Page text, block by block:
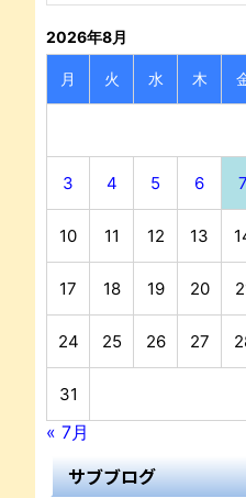
2026年8月
月 火 水 木
3 4 5 6 7
10 11 12 13
17 18 19 20
24 25 26 27
31
« 7月
サブブログ